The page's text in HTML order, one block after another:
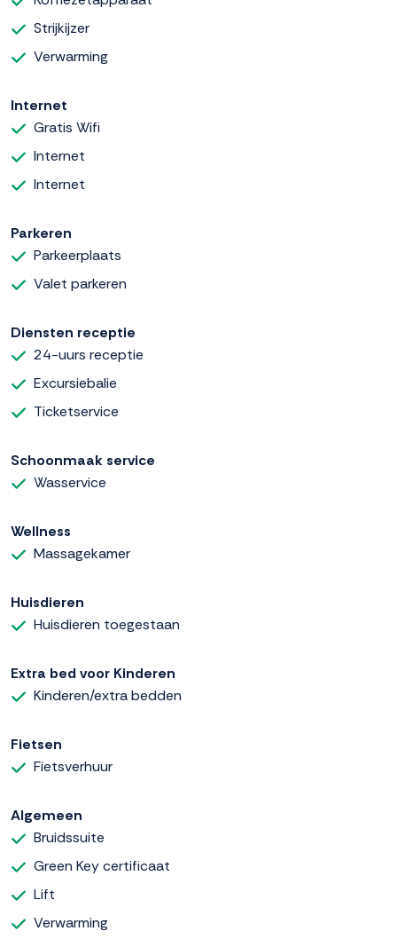
Strijkijzer
Verwarming
Internet
Gratis Wifi
Internet
Internet
Parkeren
Parkeerplaats
Valet parkeren
Diensten receptie
24-uurs receptie
Excursiebalie
Ticketservice
Schoonmaak service
Wasservice
Wellness
Massagekamer
Huisdieren
Huisdieren toegestaan
Extra bed voor Kinderen
Kinderen/extra bedden
Fietsen
Fietsverhuur
Algemeen
Bruidssuite
Green Key certificaat
Lift
Verwarming